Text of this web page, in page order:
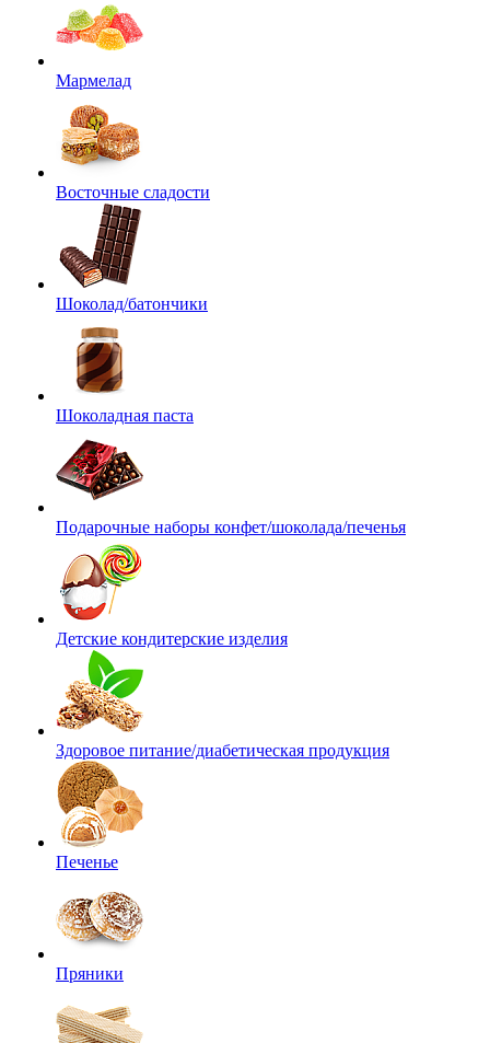
Мармелад
Восточные сладости
Шоколад/батончики
Шоколадная паста
Подарочные наборы конфет/шоколада/печенья
Детские кондитерские изделия
Здоровое питание/диабетическая продукция
Печенье
Пряники